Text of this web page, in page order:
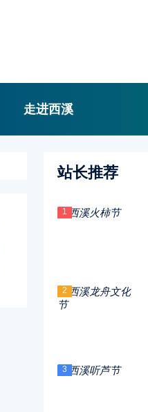
走进西溪
站长推荐
1
2
3